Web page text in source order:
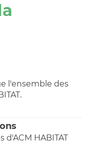
l'ensemble des
d'ACM HABITAT